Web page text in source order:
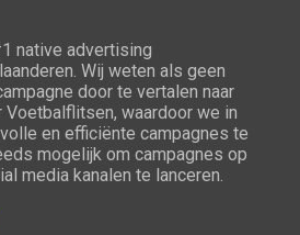
native advertising
Wij weten als geen
door te vertalen naar
waardoor we in
en efficiënte campagnes te
mogelijk om campagnes op
media kanalen te lanceren.